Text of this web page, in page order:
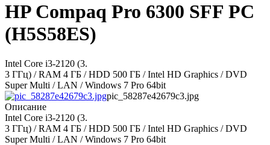
HP Compaq Pro 6300 SFF PC
(H5S58ES)
Intel Core i3-2120 (3.
3 ГГц) / RAM 4 ГБ / HDD 500 ГБ / Intel HD Graphics / DVD
Super Multi / LAN / Windows 7 Pro 64bit
pic_58287e42679c3.jpg
Описание
Intel Core i3-2120 (3.
3 ГГц) / RAM 4 ГБ / HDD 500 ГБ / Intel HD Graphics / DVD
Super Multi / LAN / Windows 7 Pro 64bit